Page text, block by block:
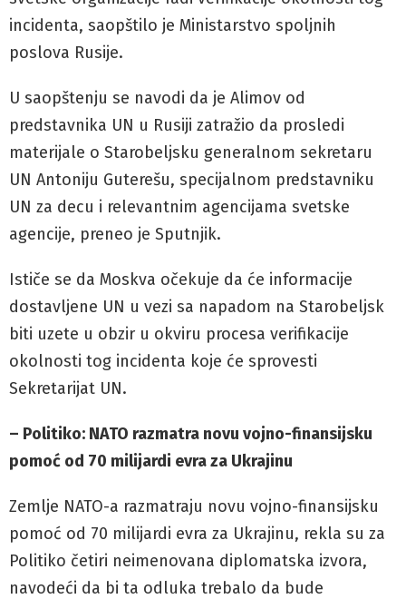
incidenta, saopštilo je Ministarstvo spoljnih
poslova Rusije.
U saopštenju se navodi da je Alimov od
predstavnika UN u Rusiji zatražio da prosledi
materijale o Starobeljsku generalnom sekretaru
UN Antoniju Guterešu, specijalnom predstavniku
UN za decu i relevantnim agencijama svetske
agencije, preneo je Sputnjik.
Ističe se da Moskva očekuje da će informacije
dostavljene UN u vezi sa napadom na Starobeljsk
biti uzete u obzir u okviru procesa verifikacije
okolnosti tog incidenta koje će sprovesti
Sekretarijat UN.
– Politiko: NATO razmatra novu vojno-finansijsku
pomoć od 70 milijardi evra za Ukrajinu
Zemlje NATO-a razmatraju novu vojno-finansijsku
pomoć od 70 milijardi evra za Ukrajinu, rekla su za
Politiko četiri neimenovana diplomatska izvora,
navodeći da bi ta odluka trebalo da bude